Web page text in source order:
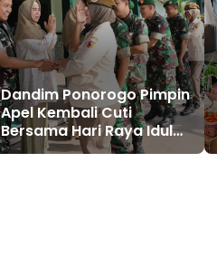
Dandim Ponorogo Pimpin
Apel Kembali Cuti
Bersama Hari Raya Idul
Fitri 1447 H Gelombang II